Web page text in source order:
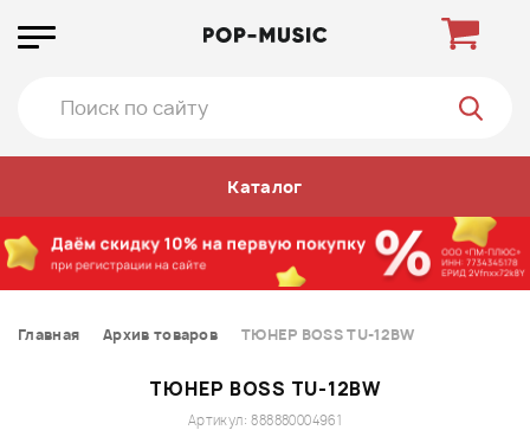
Каталог
Главная Архив товаров ТЮНЕР BOSS TU-12BW
ТЮНЕР BOSS TU-12BW
Артикул: 888880004961